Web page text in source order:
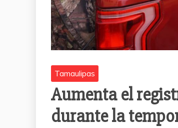
Tamaulipas
Aumenta el
durante la